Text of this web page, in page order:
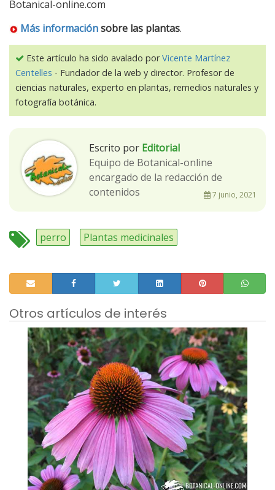
Botanical-online.com
Más informaciónsobre las plantas.
Este artículo ha sido avalado porVicente Martínez
Centelles - Fundador de la web y director. Profesor de
ciencias naturales, experto en plantas, remedios naturales y
fotografía botánica.
Escrito por Editorial
Equipo de Botanical-online
encargado de la redacción de
contenidos
7 junio, 2021
perro Plantas medicinales
Otros artículos de interés